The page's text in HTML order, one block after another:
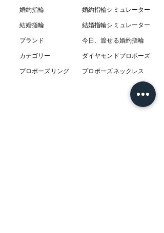
婚約指輪
結婚指輪
ブランド
カテゴリー
プロポーズリング
婚約指輪シミュレーター
結婚指輪シミ ュレーター
今日、渡せる婚約指輪
ダイヤモンドプロポーズ
プロポーズネックレス